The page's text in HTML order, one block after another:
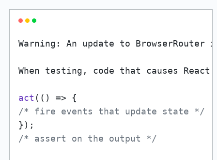
Warning: An update to
When testing, code that causes
act
/* fire events that update state */
/* assert on the output */